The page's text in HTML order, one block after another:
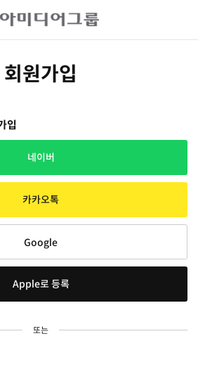
회원가입
입
네이버
카카오톡
Google
Apple로 등록
또는